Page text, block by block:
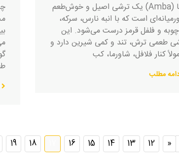
آمبا (Amba) یک ترشی اصیل و خوش‌طعم
است که با انبه نارس، سرکه،
و فلفل قرمز درست می‌شود. این
طعمی ترش، تند و کمی شیرین دارد و
کنار فلافل، شاورما، کب
مطلب
«
12
13
14
15
16
18
19